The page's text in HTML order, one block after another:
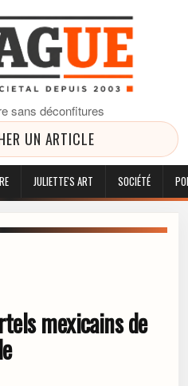
sans déconfitures
UN ARTICLE
JULIETTE'S ART SOCIÉTÉ
mexicains de